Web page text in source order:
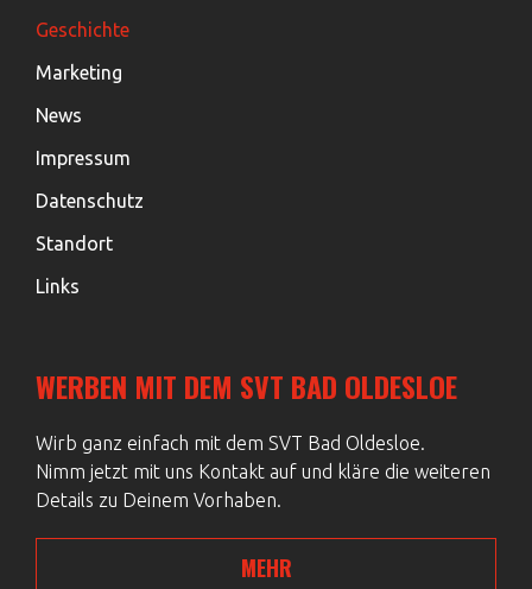
Geschichte
Marketing
News
Impressum
Datenschutz
Standort
Links
WERBEN MIT DEM SVT BAD OLDESLOE
Wirb ganz einfach mit dem SVT Bad Oldesloe.
Nimm jetzt mit uns Kontakt auf und kläre die weiteren
Details zu Deinem Vorhaben.
MEHR